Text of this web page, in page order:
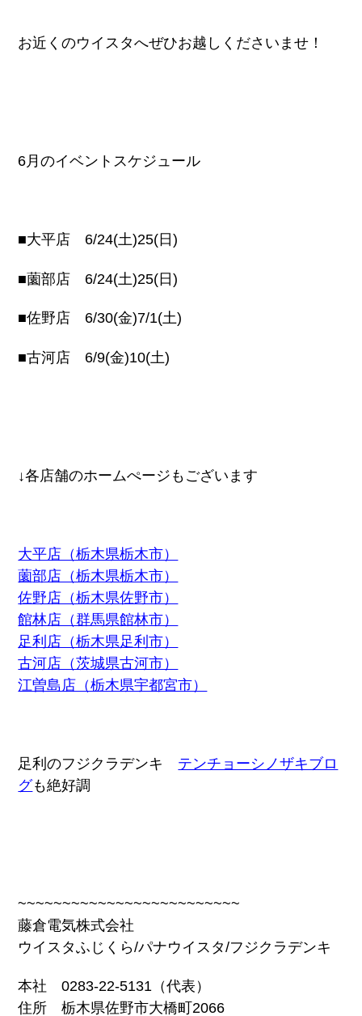
お近くのウイスタへぜひお越しくださいませ！
6月のイベントスケジュール
■大平店 6/24(土)25(日)
■薗部店 6/24(土)25(日)
■佐野店 6/30(金)7/1(土)
■古河店 6/9(金)10(土)
↓各店舗のホームぺージもございます
大平店（栃木県栃木市）
薗部店（栃木県栃木市）
佐野店（栃木県佐野市）
館林店（群馬県館林市）
足利店（栃木県足利市）
古河店（茨城県古河市）
江曽島店（栃木県宇都宮市）
足利のフジクラデンキ テンチョーシノザキブロ
グも絶好調
~~~~~~~~~~~~~~~~~~~~~~~~~
藤倉電気株式会社
ウイスタふじくら/パナウイスタ/フジクラデンキ
本社 0283-22-5131（代表）
住所 栃木県佐野市大橋町2066